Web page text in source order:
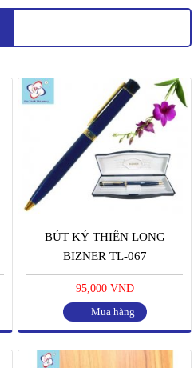
BÚT KÝ THIÊN LONG
BIZNER TL-067
95,000 VND
Mua hàng